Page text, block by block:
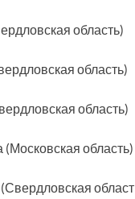
область)
область)
область)
область)